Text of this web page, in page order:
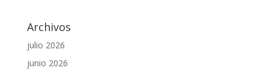
Archivos
julio 2026
junio 2026